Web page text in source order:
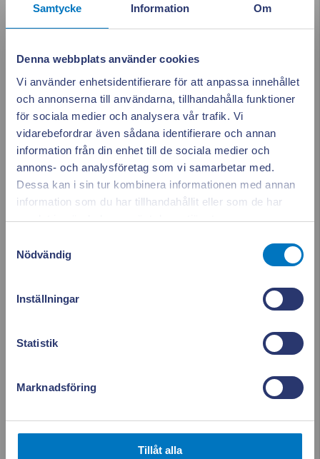
Samtycke Information Om
Denna webbplats använder cookies
Vi använder enhetsidentifierare för att anpassa innehållet
och annonserna till användarna, tillhandahålla funktioner
för sociala medier och analysera vår trafik. Vi
vidarebefordrar även sådana identifierare och annan
information från din enhet till de sociala medier och
annons- och analysföretag som vi samarbetar med.
Dessa kan i sin tur kombinera informationen med annan
information som du har tillhandahållit eller som de har
samlat in när du har använt deras tjänster.
Nödvändig
Inställningar
Statistik
Marknadsföring
Tillåt alla
Hitta rätt elavtal
kvartsprisavtal.
All energi. En app.
Ladda ner vår app och få full koll på dina avtal,
Stäng
Appen ger dig
full koll på elen
Se vad som drar el i realtid. Använd elen smartare och
sänk dina kostnader.
Läs mer & ladda ner appen!